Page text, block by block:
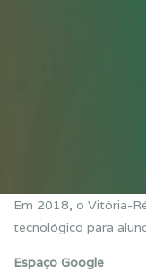
Em 2018, o Vitória-
tecnológico para
Espaço Google